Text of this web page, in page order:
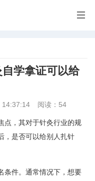

学拿证可以给
14:37:14 阅读：54
点，其对于针灸行业的规
，是否可以给别人扎针
条件。通常情况下，想要